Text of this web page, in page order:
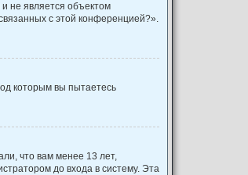
не является объектом
с этой конференцией?».
которым вы пытаетесь
что вам менее 13 лет,
до входа в систему. Эта